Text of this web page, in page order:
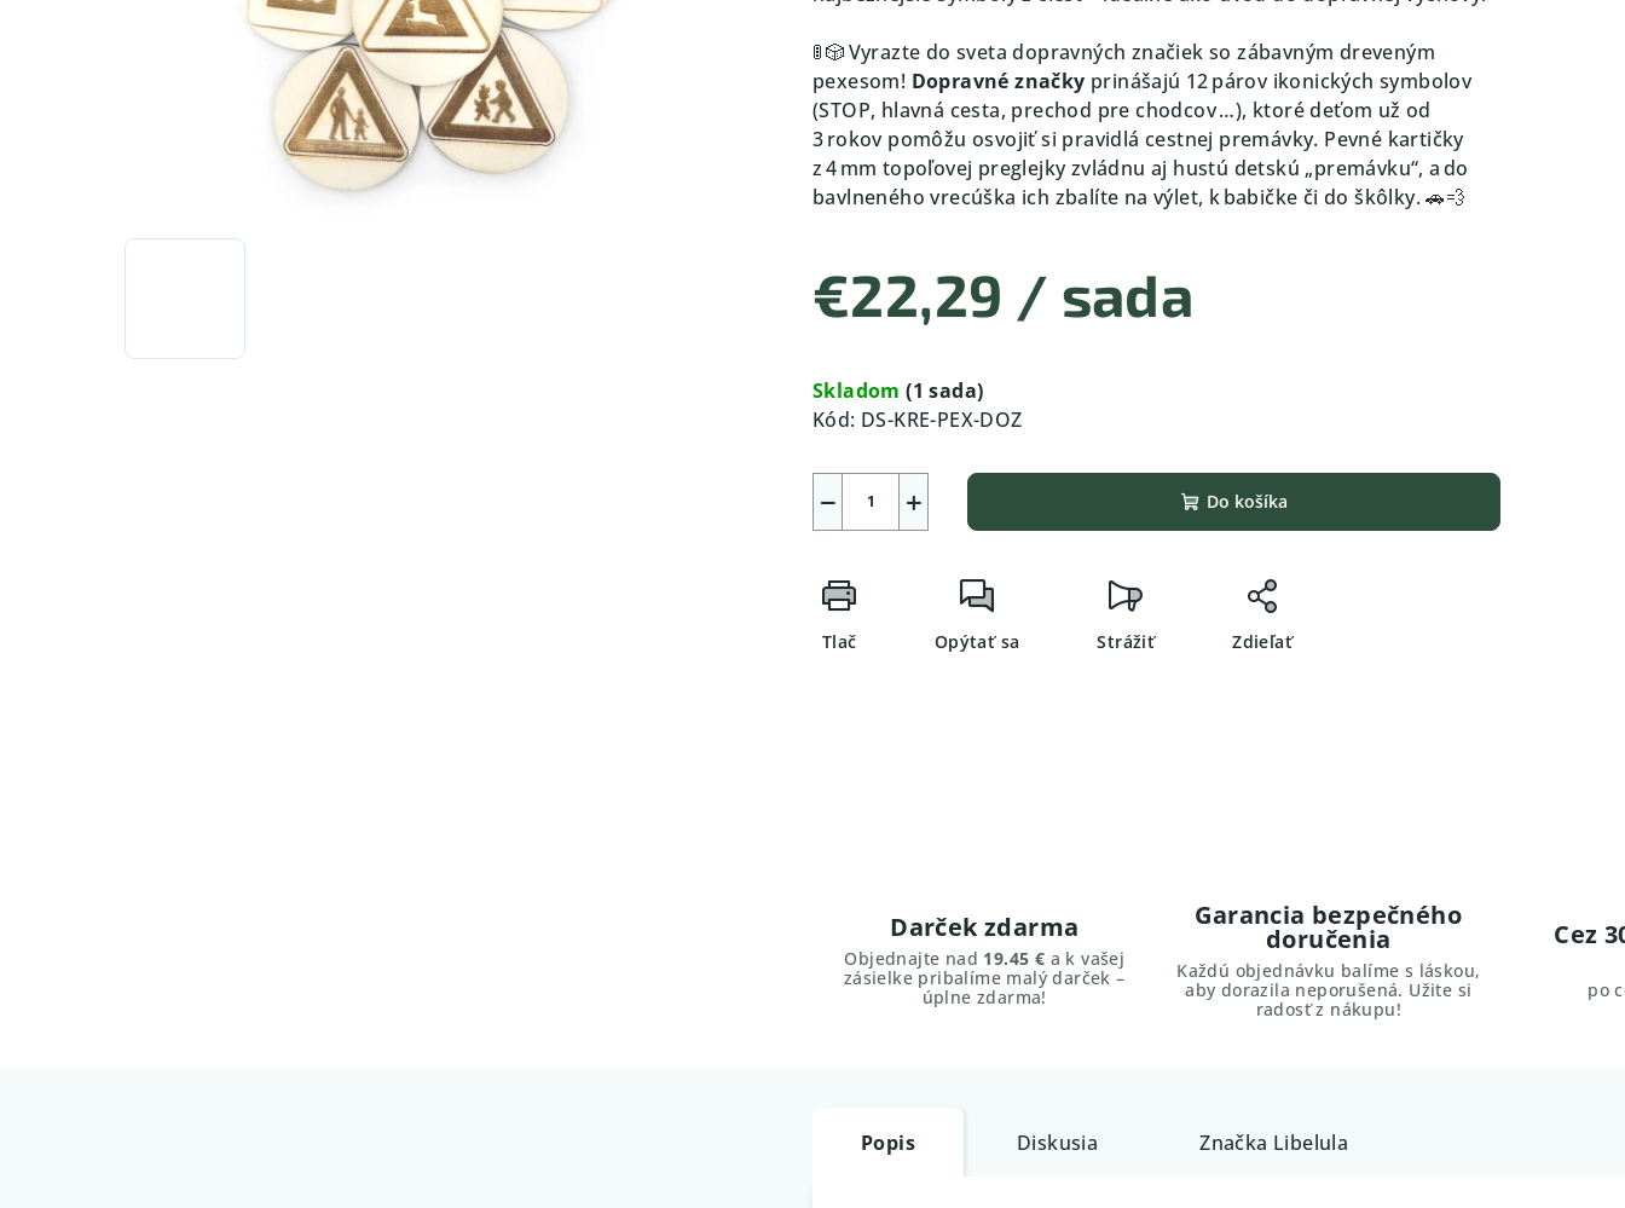
🚦 🎲 Vyrazte do sveta dopravných značiek so zábavným dreveným
pexesom! Dopravné značky prinášajú 12 párov ikonických symbolov
(STOP, hlavná cesta, prechod pre chodcov …), ktoré deťom už od
3 rokov pomôžu osvojiť si pravidlá cestnej premávky. Pevné kartičky
z 4 mm topoľovej preglejky zvládnu aj hustú detskú „premávku“, a do
bavlneného vrecúška ich zbalíte na výlet, k babičke či do škôlky. 🚗💨
€22,29 / sada
cena:
Skladom(1 sada)
Kód: DS-KRE-PEX-DOZ
+
− Do košíka
Tlač Opýtať sa Strážiť Zdieľať
Darček zdarma
Objednajte nad 19.45 € a k vašej
zásielke pribalíme malý darček –
úplne zdarma!
Garancia bezpečného
doručenia
Každú objednávku balíme s láskou,
aby dorazila neporušená. Užite si
radosť z nákupu!
Cez
po
Popis Diskusia Značka Libelula